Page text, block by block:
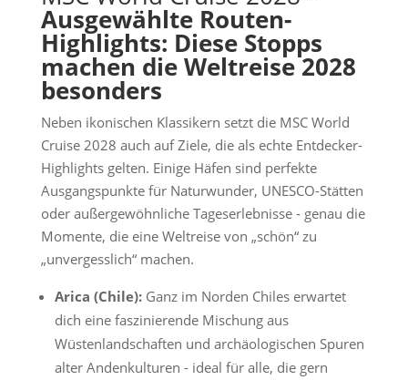
Ausgewählte Routen-
Highlights: Diese Stopps
machen die Weltreise 2028
besonders
Neben ikonischen Klassikern setzt die MSC World
Cruise 2028 auch auf Ziele, die als echte Entdecker-
Highlights gelten. Einige Häfen sind perfekte
Ausgangspunkte für Naturwunder, UNESCO-Stätten
oder außergewöhnliche Tageserlebnisse - genau die
Momente, die eine Weltreise von „schön“ zu
„unvergesslich“ machen.
Arica (Chile):Ganz im Norden Chiles erwartet
dich eine faszinierende Mischung aus
Wüstenlandschaften und archäologischen Spuren
alter Andenkulturen - ideal für alle, die gern